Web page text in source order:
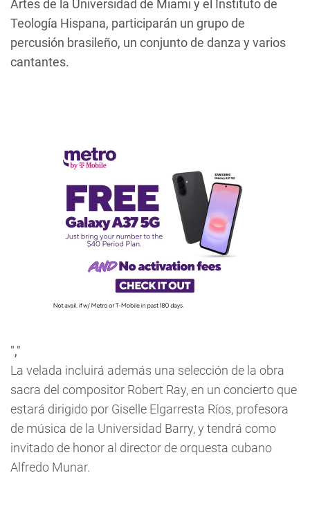
Artes de la Universidad de Miami y el Instituto de
Teología Hispana, participarán un grupo de
percusión brasileño, un conjunto de danza y varios
cantantes.
","
La velada incluirá además una selección de la obra
sacra del compositor Robert Ray, en un concierto que
estará dirigido por Giselle Elgarresta Ríos, profesora
de música de la Universidad Barry, y tendrá como
invitado de honor al director de orquesta cubano
Alfredo Munar.